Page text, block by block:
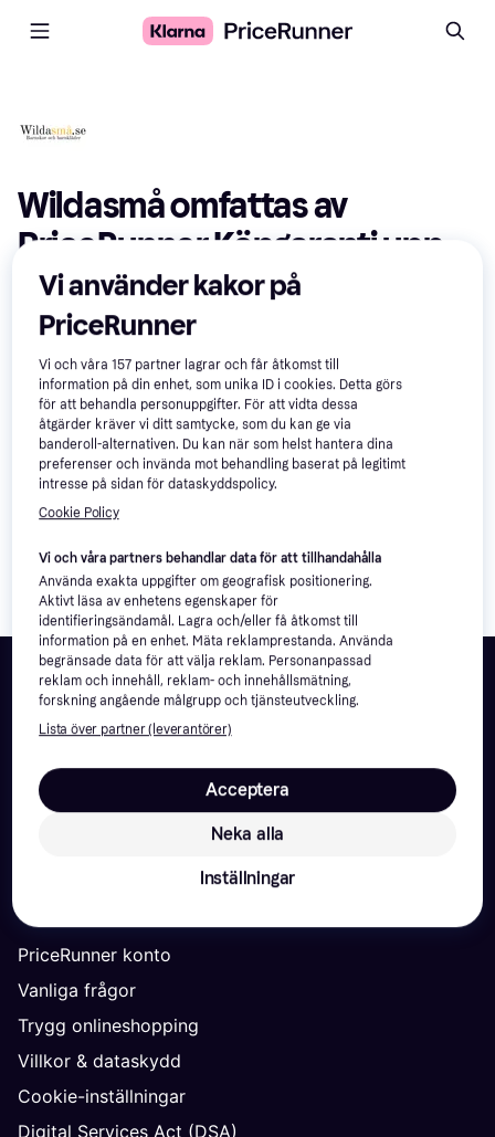
Wildasmå omfattas av
PriceRunner Köpgaranti upp
till 50 000 kr
När du som inloggad medlem på PriceRunner besöker
Wildasmå
från oss och handlar så skyddas du
automatiskt av vår Köpgaranti. Om du redan gjort ett
köp hos Wildasmå så kan du registrera dig och få ditt
köp omfattat av garantin.
Se aktuellaWildasmå erbjudandena
just nu »
Mer om PriceRunner Köpgaranti
PriceRunner
Om oss
Kontakt
Nyhetsrum
PriceRunner konto
Vanliga frågor
Trygg onlineshopping
Villkor & dataskydd
Cookie-inställningar
Digital Services Act (DSA)
Vi använder kakor på
PriceRunner
Vi och våra157 partner lagrar och får åtkomst till
information på din enhet, som unika ID i cookies. Detta görs
för att behandla personuppgifter. För att vidta dessa
åtgärder kräver vi ditt samtycke, som du kan ge via
banderoll-alternativen. Du kan när som helst hantera dina
preferenser och invända mot behandling baserat på legitimt
intresse på sidan för dataskyddspolicy.
Cookie Policy
Vi och våra partners behandlar data för att tillhandahålla
Använda exakta uppgifter om geografisk positionering.
Aktivt läsa av enhetens egenskaper för
identifieringsändamål. Lagra och/eller få åtkomst till
information på en enhet. Mäta reklamprestanda. Använda
begränsade data för att välja reklam. Personanpassad
reklam och innehåll, reklam- och innehållsmätning,
forskning angående målgrupp och tjänsteutveckling.
Lista över partner (leverantörer)
Neka alla
Acceptera
Inställningar